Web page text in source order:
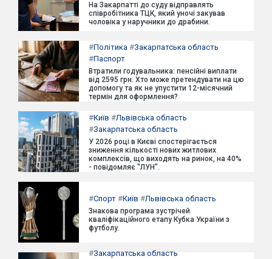
На Закарпатті до суду відправлять
співробітника ТЦК, який уночі закував
чоловіка у наручники до драбини.
#Політика #Закарпатська область
#Паспорт
Втратили годувальника: пенсійні виплати
від 2595 грн. Хто може претендувати на цю
допомогу та як не упустити 12-місячний
термін для оформлення?
#Київ #Львівська область
#Закарпатська область
У 2026 році в Києві спостерігається
зниження кількості нових житлових
комплексів, що виходять на ринок, на 40%
- повідомляє "ЛУН".
#Спорт #Київ #Львівська область
Знакова програма зустрічей
кваліфікаційного етапу Кубка України з
футболу.
#Закарпатська область